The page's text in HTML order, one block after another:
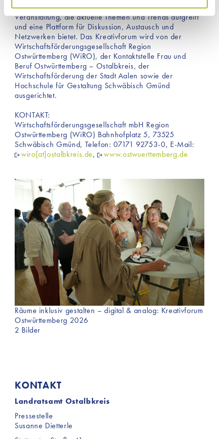
Funktionalität unserer Website benötigen. Durch den
Einsatz dieser Cookies werden aktiv keine Daten an
Dritte weitergegeben. Jedoch sind auf unserer Website
Inhalte von Drittanbietern eingebunden, die
möglicherweise Cookies für Marketingzwecke
verwenden. Welche Cookies im Einzelnen zur
Anwendung kommen, finden Sie unter dem Reiter
„Details“ und in unserer Datenschutzerklärung ».
Das Kreativforum Ostwürttemberg ist eine kostenfreie
Veranstaltung, die aktuelle Themen und Trends aufgreift
und eine Plattform für Diskussion, Austausch und
Netzwerken bietet. Das Kreativforum wird von der
Wirtschaftsförderungsgesellschaft Region
Ostwürttemberg (WiRO), der Kontaktstelle Frau und
Beruf Ostwürttemberg – Ostalbkreis, der
Wirtschaftsförderung der Stadt Aalen sowie der
Hochschule für Gestaltung Schwäbisch Gmünd
ausgerichtet.
KONTAKT:
Wirtschaftsförderungsgesellschaft mbH Region
Ostwürttemberg (WiRO) Bahnhofplatz 5, 73525
Schwäbisch Gmünd, Telefon: 07171 92753-0, E-Mail:
wiro[at]ostalbkreis.de, www.ostwuerttemberg.de
Räume inklusiv gestalten – digital & analog: Kreativforum
Ostwürttemberg 2026
2 Bilder
KONTAKT
Landratsamt Ostalbkreis
Pressestelle
Susanne Dietterle